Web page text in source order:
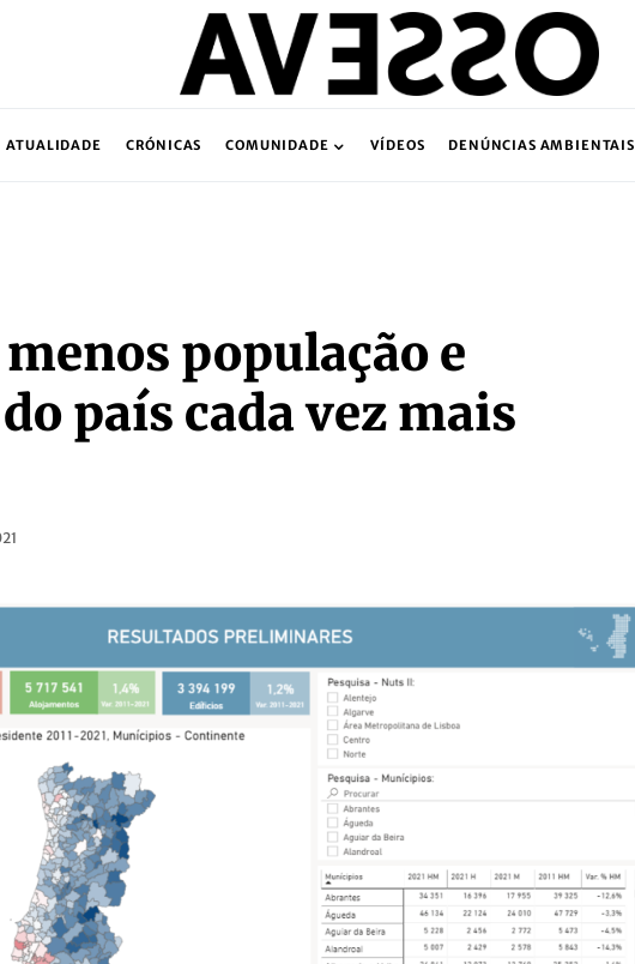
ATUALIDADE CRÓNICAS COMUNIDADE VÍDEOS DENÚNCIAS AMBIENTAIS
menos população e
país cada vez mais